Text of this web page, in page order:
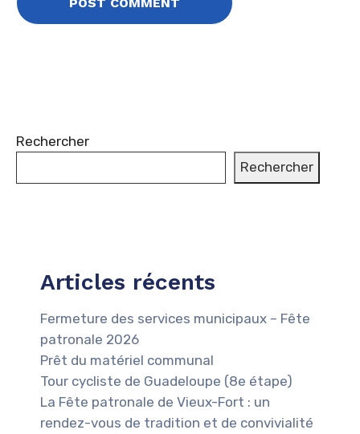
Rechercher
Rechercher
Articles récents
Fermeture des services municipaux – Fête
patronale 2026
Prêt du matériel communal
Tour cycliste de Guadeloupe (8e étape)
La Fête patronale de Vieux-Fort : un
rendez-vous de tradition et de convivialité